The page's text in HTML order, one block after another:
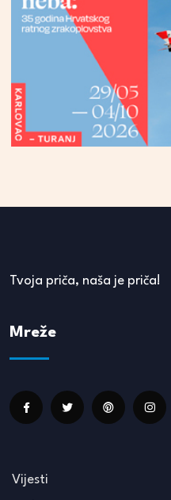
Tvoja priča, naša je priča!
Mreže
Vijesti